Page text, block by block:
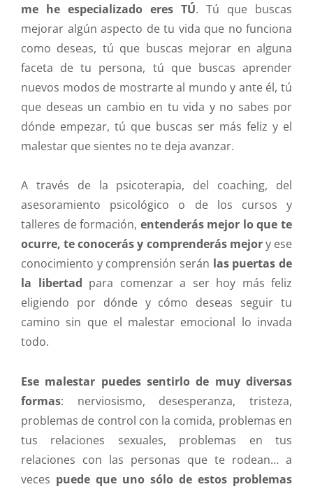
me he especializado eres TÚ. Tú que buscas
mejorar algún aspecto de tu vida que no funciona
como deseas, tú que buscas mejorar en alguna
faceta de tu persona, tú que buscas aprender
nuevos modos de mostrarte al mundo y ante él, tú
que deseas un cambio en tu vida y no sabes por
dónde empezar, tú que buscas ser más feliz y el
malestar que sientes no te deja avanzar.
A través de la psicoterapia, del coaching, del
asesoramiento psicológico o de los cursos y
talleres de formación, entenderás mejor lo que te
ocurre, te conocerás y comprenderás mejory ese
conocimiento y comprensión serán las puertas de
la libertad para comenzar a ser hoy más feliz
eligiendo por dónde y cómo deseas seguir tu
camino sin que el malestar emocional lo invada
todo.
Ese malestar puedes sentirlo de muy diversas
formas: nerviosismo, desesperanza, tristeza,
problemas de control con la comida, problemas en
tus relaciones sexuales, problemas en tus
relaciones con las personas que te rodean… a
veces puede que uno sólo de estos problemas